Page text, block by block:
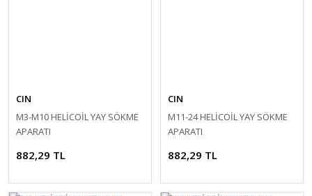
CIN
M3-M10 HELİCOİL YAY SÖKME
APARATI
882,29 TL
CIN
M11-24 HELİCOİL YAY SÖKME
APARATI
882,29 TL